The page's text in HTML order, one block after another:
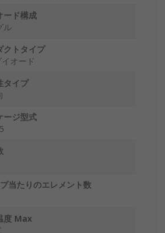
ード構成
ル
クトタイプ
イオード
タイプ
ージ型式
当たりのエレメント数
度 Max